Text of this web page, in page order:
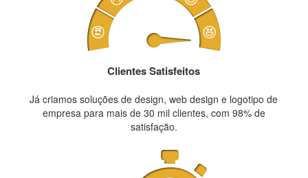
Clientes Satisfeitos
Já criamos soluções de design, web design e logotipo de
empresa para mais de 30 mil clientes, com 98% de
satisfação.